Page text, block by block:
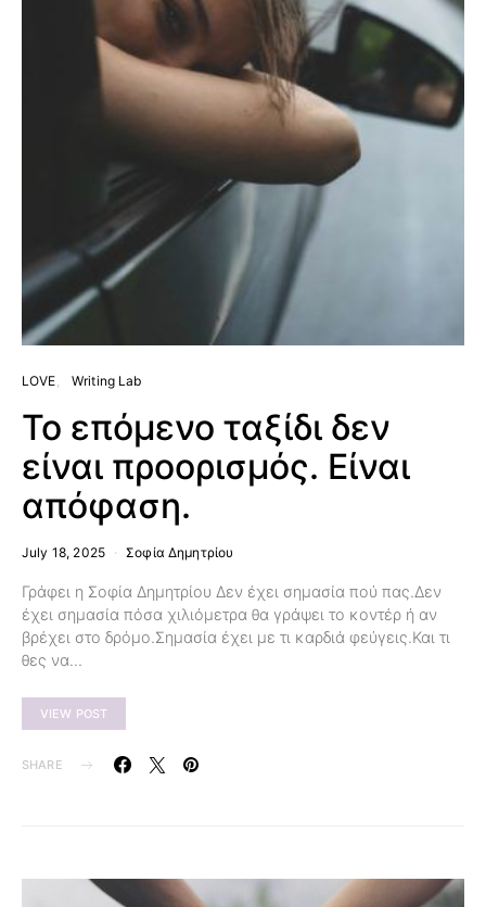
LOVE Writing Lab
Το επόμενο ταξίδι δεν
είναι προορισμός. Είναι
απόφαση.
July 18, 2025 Σοφία Δημητρίου
Γράφει η Σοφία Δημητρίου Δεν έχει σημασία πού πας.Δεν
έχει σημασία πόσα χιλιόμετρα θα γράψει το κοντέρ ή αν
βρέχει στο δρόμο.Σημασία έχει με τι καρδιά φεύγεις.Και τι
θες να…
VIEW POST
SHARE